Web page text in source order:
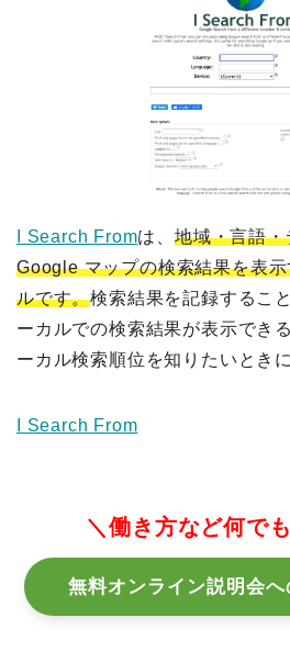
I Search Fromは、地域・言語
Google マップの検索結果を表
ルです。検索結果を記録するこ
ーカルでの検索結果が表示でき
ーカル検索順位を知りたいとき
I Search From
＼働き方など何で
無料オンライン説明会